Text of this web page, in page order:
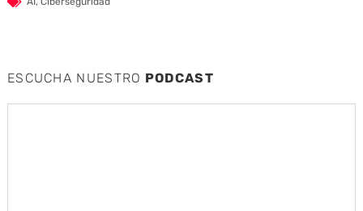
ESCUCHA NUESTRO PODCAST